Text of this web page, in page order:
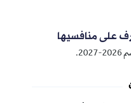
على منافسيها